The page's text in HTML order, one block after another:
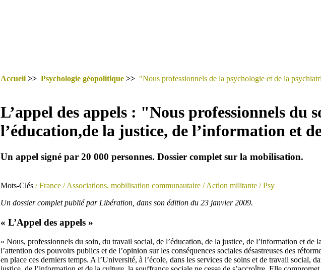
Accueil >> Psychologie géopolitique >> "Nous professionnels de la psychologie et de la
L’appel des appels : "Nous professionnels du
l’éducation,de la justice, de l’information et
Un appel signé par 20 000 personnes. Dossier complet sur la mobilisation.
Mots-Clés / France / Associations, mobilisation communautaire / Action militante / Psy
Un dossier complet publié par Libération, dans son édition du 23 janvier 2009.
« L’Appel des appels »
« Nous, professionnels du soin, du travail social, de l’éducation, de la justice, de l’information et de
l’attention des pouvoirs publics et de l’opinion sur les conséquences sociales désastreuses des
en place ces derniers temps. A l’Université, à l’école, dans les services de soins et de travail social,